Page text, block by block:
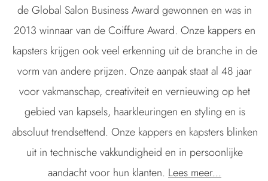
de Global Salon Business Award gewonnen en was in
2013 winnaar van de Coiffure Award. Onze kappers en
kapsters krijgen ook veel erkenning uit de branche in de
vorm van andere prijzen. Onze aanpak staat al 48 jaar
voor vakmanschap, creativiteit en vernieuwing op het
gebied van kapsels, haarkleuringen en styling en is
absoluut trendsettend. Onze kappers en kapsters blinken
uit in technische vakkundigheid en in persoonlijke
aandacht voor hun klanten. Lees meer...